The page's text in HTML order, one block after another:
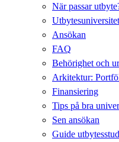
När passar
Utbytesuniversitet
Ansökan
FAQ
Behörighet och
Arkitektur:
Finansiering
Tips på bra
Sen ansökan
Guide